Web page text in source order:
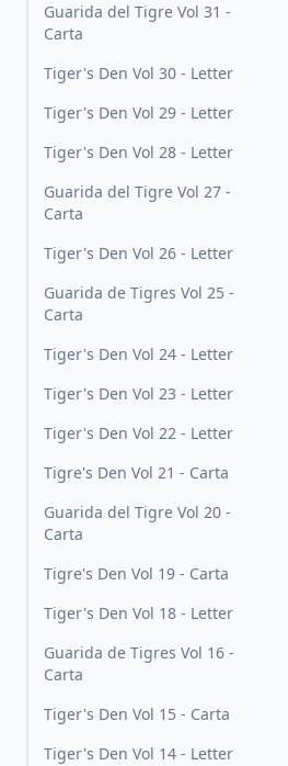
Guarida del Tigre Vol 31 -
Carta
Tiger's Den Vol 30 - Letter
Tiger's Den Vol 29 - Letter
Tiger's Den Vol 28 - Letter
Guarida del Tigre Vol 27 -
Carta
Tiger's Den Vol 26 - Letter
Guarida de Tigres Vol 25 -
Carta
Tiger's Den Vol 24 - Letter
Tiger's Den Vol 23 - Letter
Tiger's Den Vol 22 - Letter
Tigre's Den Vol 21 - Carta
Guarida del Tigre Vol 20 -
Carta
Tigre's Den Vol 19 - Carta
Tiger's Den Vol 18 - Letter
Guarida de Tigres Vol 16 -
Carta
Tiger's Den Vol 15 - Carta
Tiger's Den Vol 14 - Letter